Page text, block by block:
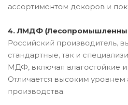
ассортиментом декоров и
4. ЛМДФ
Российский производитель,
стандартные, так и
МДФ, включая влагостойкие и
Отличается высоким уровнем
производства.